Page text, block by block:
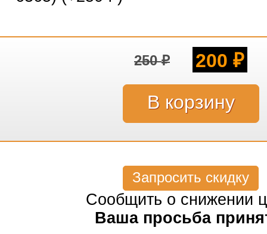
250₽ 200 ₽
Запросить скидку
Сообщить о снижении
Ваша просьба